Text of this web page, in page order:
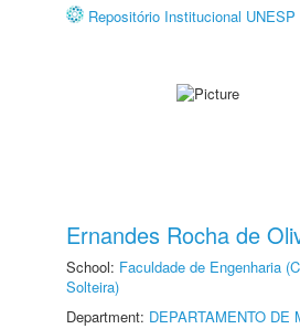
Repositório Institucional UNESP
Ernandes Rocha de
School: Faculdade de Engenharia
Solteira)
Department: DEPARTAMENTO DE